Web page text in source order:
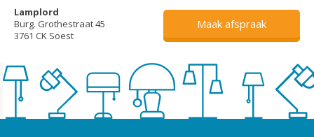
Lamplord
Burg. Grothestraat 45
3761 CK Soest
Maak afspraak